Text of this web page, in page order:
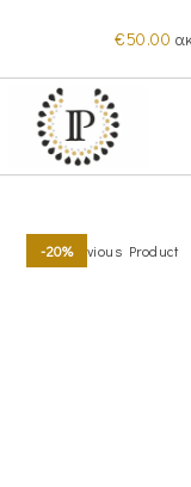
content
€50.00
-20%Previous Product